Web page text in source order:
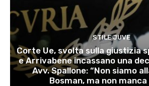
STILE JUVE
Corte Ue, svolta sulla giustizia
e Arrivabene incassano una
Avv. Spallone: “Non siamo
Bosman, ma non